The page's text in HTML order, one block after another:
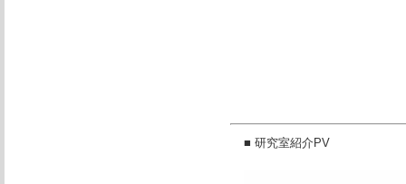
■ 研究室紹介PV